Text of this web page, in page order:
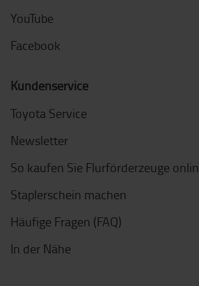
YouTube
Facebook
Kundenservice
Toyota Service
Newsletter
So kaufen Sie Flurförderzeuge
Staplerschein machen
Häufige Fragen (FAQ)
In der Nähe